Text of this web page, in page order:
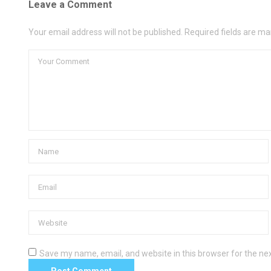
Leave a Comment
Your email address will not be published. Required fields are
Save my name, email, and website in this browser for the